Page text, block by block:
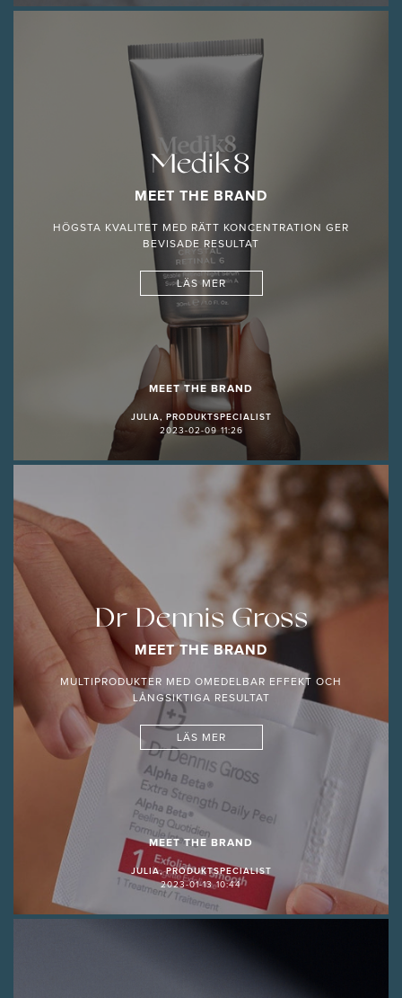
Medik8
MEET THE BRAND
HÖGSTA KVALITET MED RÄTT KONCENTRATION GER
BEVISADE RESULTAT
LÄS MER
MEET THE BRAND
JULIA, PRODUKTSPECIALIST
2023-02-09 11:26
Dr Dennis Gross
MEET THE BRAND
MULTIPRODUKTER MED OMEDELBAR EFFEKT OCH
LÅNGSIKTIGA RESULTAT
LÄS MER
MEET THE BRAND
JULIA, PRODUKTSPECIALIST
2023-01-13 10:44